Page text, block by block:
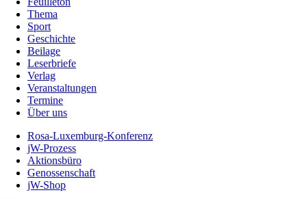
Thema
Sport
Geschichte
Beilage
Leserbriefe
Verlag
Veranstaltungen
Termine
Über uns
Rosa-Luxemburg-Konferenz
jW-Prozess
Aktionsbüro
Genossenschaft
jW-Shop